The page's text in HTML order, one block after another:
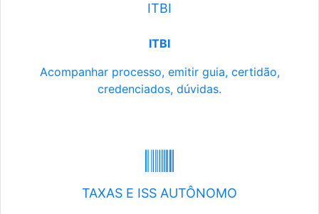
ITBI
ITBI
Acompanhar processo, emitir guia, certidão,
credenciados, dúvidas.
TAXAS E ISS AUTÔNOMO